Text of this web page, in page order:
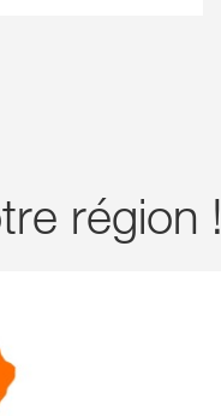
région !